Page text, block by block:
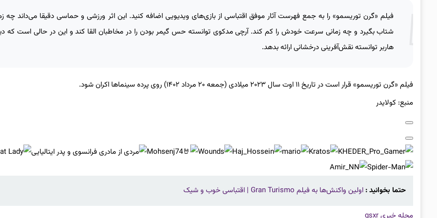
فیلم «گرن توریسمو» را به جمع فهرست آثار موفق اقتباسی از بازی‌های ویدیویی اضافه کنید. این اثر ورزشی و حماسی دقیقا می‌داند چه
شتاب بگیرد و چه زمانی سرعت خودش را کم کند. آرچی مدکوی توانسته حس گیمر بودن را در مخاطبان القا کند و این در حالی است که
هاربر توانسته نقش‌آفرینی درخشانی ارائه بدهد.
فیلم «گرن توریسمو» قرار است در تاریخ ۱۱ اوت سال ۲۰۲۳ میلادی (جمعه ۲۰ مرداد ۱۴۰۲) روی پرده سینماها اکران شود.
منبع: کولایدر
حتما بخوانید : اولین واکنش‌ها به فیلم Gran Turismo | اقتباسی خوب و شیک